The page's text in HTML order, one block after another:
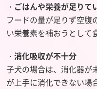
・ ごはんや栄養が足りて
フードの量が足りず空腹
い栄養素を補おうとして
・消化吸収が不十分
子犬の場合は、消化器が
が上手に消化できない場